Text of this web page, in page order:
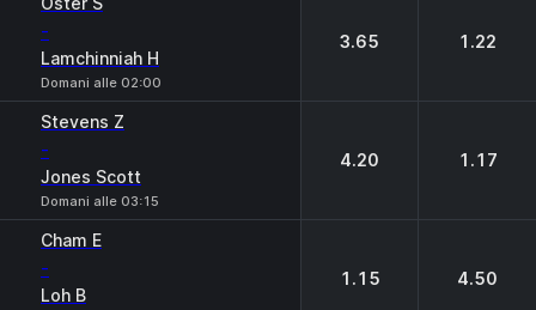
-
Lamchinniah H
Domani alle 02:00
3.65 1.22
Stevens Z
-
Jones Scott
Domani alle 03:15
4.20 1.17
Cham E
-
Loh B
1.15 4.50